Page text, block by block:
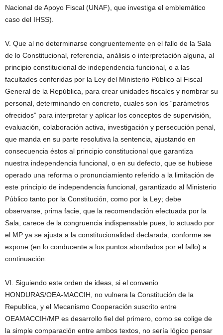
Nacional de Apoyo Fiscal (UNAF), que investiga el emblemático
caso del IHSS).
V. Que al no determinarse congruentemente en el fallo de la Sala
de lo Constitucional, referencia, análisis o interpretación alguna, al
principio constitucional de independencia funcional, o a las
facultades conferidas por la Ley del Ministerio Público al Fiscal
General de la República, para crear unidades fiscales y nombrar su
personal, determinando en concreto, cuales son los “parámetros
ofrecidos” para interpretar y aplicar los conceptos de supervisión,
evaluación, colaboración activa, investigación y persecución penal,
que manda en su parte resolutiva la sentencia, ajustando en
consecuencia éstos al principio constitucional que garantiza
nuestra independencia funcional, o en su defecto, que se hubiese
operado una reforma o pronunciamiento referido a la limitación de
este principio de independencia funcional, garantizado al Ministerio
Público tanto por la Constitución, como por la Ley; debe
observarse, prima facie, que la recomendación efectuada por la
Sala, carece de la congruencia indispensable pues, lo actuado por
el MP ya se ajusta a la constitucionalidad declarada, conforme se
expone (en lo conducente a los puntos abordados por el fallo) a
continuación:
VI. Siguiendo este orden de ideas, si el convenio
HONDURAS/OEA-MACCIH, no vulnera la Constitución de la
Republica, y el Mecanismo Cooperación suscrito entre
OEAMACCIH/MP es desarrollo fiel del primero, como se colige de
la simple comparación entre ambos textos, no sería lógico pensar